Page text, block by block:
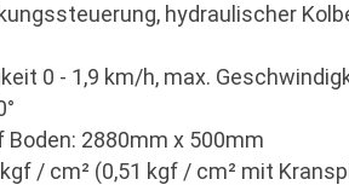
hydraulischer
0 - 1,9 km/h, max.
Boden: 2880mm x 500mm
/ cm² (0,51 kgf / cm² mit